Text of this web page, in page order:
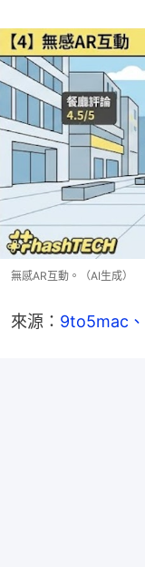
無感AR互動。（AI生成）
來源： 9to5mac、